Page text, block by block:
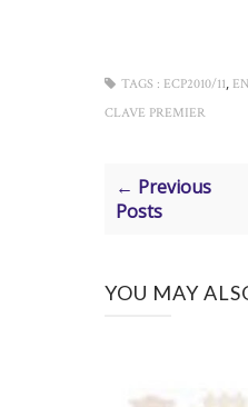
TAGS : ECP2010/11, EN
CLAVE PREMIER
← Previous
Posts
YOU MAY